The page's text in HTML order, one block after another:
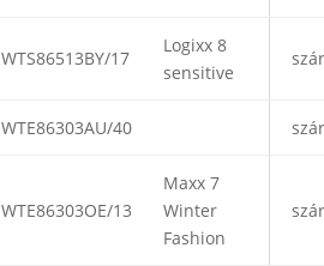
WTS86513BY/17
Logixx 8
sensitive
WTE86303AU/40
WTE86303OE/13
Maxx 7
Winter
Fashion